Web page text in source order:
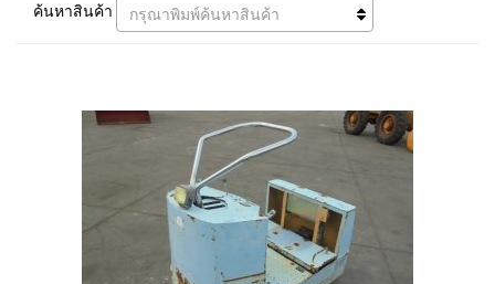
ค้นหาสินค้า กรุณาพิมพ์ค้นหาสินค้า